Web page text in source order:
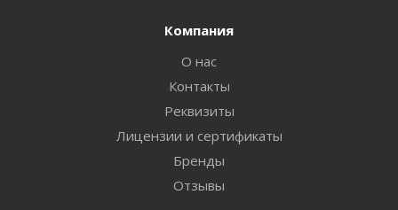
Компания
О нас
Контакты
Реквизиты
Лицензии и сертификаты
Бренды
Отзывы